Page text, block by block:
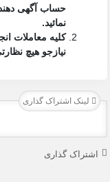
حساب آگهی
نمائید.
کلیه معاملات
نیازجو هیچ
لینک اشتراک گذاری
اشتراک گذاری